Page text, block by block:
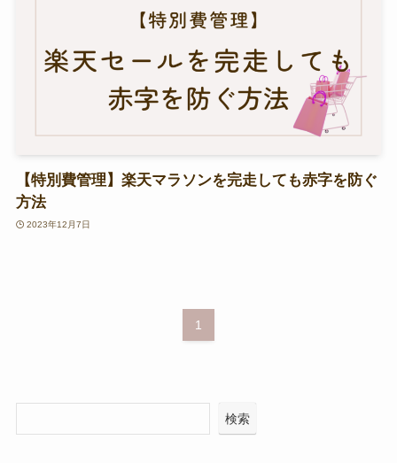
【特別費管理】楽天マラソンを完走しても赤字を防ぐ
方法
2023年12月7日
1
検索